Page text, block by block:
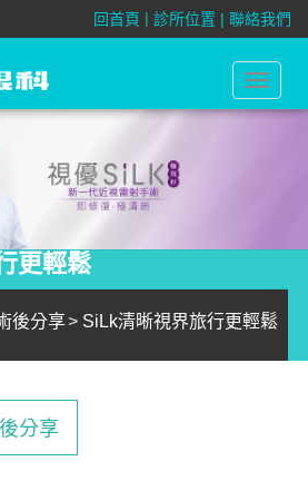
回首頁 | 診所位置 | 聯絡我們
Toggle
更輕鬆
後分享 SiLk清晰視界旅行更輕鬆
分享